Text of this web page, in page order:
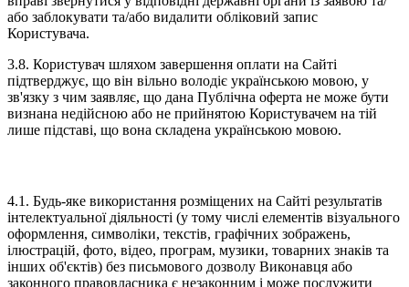
або заблокувати та/або видалити обліковий запис
Користувача.
3.8. Користувач шляхом завершення оплати на Сайті
підтверджує, що він вільно володіє українською мовою, у
зв'язку з чим заявляє, що дана Публічна оферта не може бути
визнана недійсною або не прийнятою Користувачем на тій
лише підставі, що вона складена українською мовою.
4.1. Будь-яке використання розміщених на Сайті результатів
інтелектуальної діяльності (у тому числі елементів візуального
оформлення, символіки, текстів, графічних зображень,
ілюстрацій, фото, відео, програм, музики, товарних знаків та
інших об'єктів) без письмового дозволу Виконавця або
законного правовласника є незаконним і може послужити